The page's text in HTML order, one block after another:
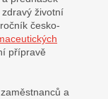
životní
česko-
přípravě
a